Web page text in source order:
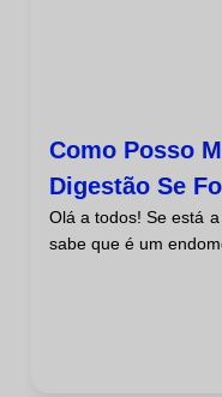
Como Posso
Digestão Se
Olá a todos! Se está
sabe que é um